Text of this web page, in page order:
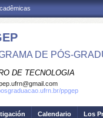
DE PÓS-
DE TECNOLOGIA
ppgep
Calendario Los